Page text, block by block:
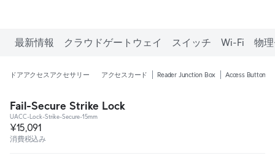
最新情報 クラウドゲートウェイ スイッチ Wi-Fi 物
ドアアクセスアクセサリー アクセスカード Reader Junction Box Access Button
Fail-Secure Strike Lock
UACC-Lock-Strike-Secure-15mm
¥15,091
消費税込み